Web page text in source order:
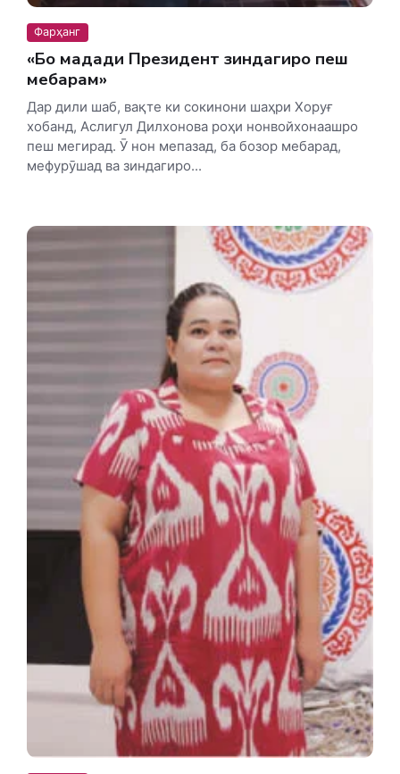
Фарҳанг
«Бо мадади Президент зиндагиро пеш
мебарам»
Дар дили шаб, вақте ки сокинони шаҳри Хоруғ
хобанд, Аслигул Дилхонова роҳи нонвойхонаашро
пеш мегирад. Ӯ нон мепазад, ба бозор мебарад,
мефурӯшад ва зиндагиро...